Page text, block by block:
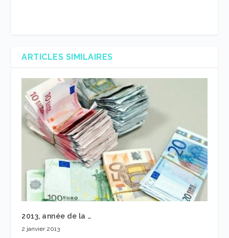
ARTICLES SIMILAIRES
2013, année de la …
2 janvier 2013